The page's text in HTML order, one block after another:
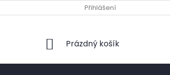
EXPEDIČNÍ A KONTAKTNÍ MÍSTO
Přihlášení
NÁKUPNÍ
Prázdný košík